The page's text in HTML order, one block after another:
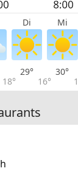
Di Mi
18°
29°
16°
30°